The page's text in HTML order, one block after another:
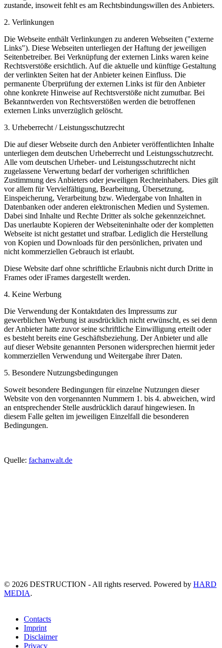
zustande, insoweit fehlt es am Rechtsbindungswillen des Anbieters.
2. Verlinkungen
Die Webseite enthält Verlinkungen zu anderen Webseiten ("externe
Links"). Diese Webseiten unterliegen der Haftung der jeweiligen
Seitenbetreiber. Bei Verknüpfung der externen Links waren keine
Rechtsverstöße ersichtlich. Auf die aktuelle und künftige Gestaltung
der verlinkten Seiten hat der Anbieter keinen Einfluss. Die
permanente Überprüfung der externen Links ist für den Anbieter
ohne konkrete Hinweise auf Rechtsverstöße nicht zumutbar. Bei
Bekanntwerden von Rechtsverstößen werden die betroffenen
externen Links unverzüglich gelöscht.
3. Urheberrecht / Leistungsschutzrecht
Die auf dieser Webseite durch den Anbieter veröffentlichten Inhalte
unterliegen dem deutschen Urheberrecht und Leistungsschutzrecht.
Alle vom deutschen Urheber- und Leistungsschutzrecht nicht
zugelassene Verwertung bedarf der vorherigen schriftlichen
Zustimmung des Anbieters oder jeweiligen Rechteinhabers. Dies gilt
vor allem für Vervielfältigung, Bearbeitung, Übersetzung,
Einspeicherung, Verarbeitung bzw. Wiedergabe von Inhalten in
Datenbanken oder anderen elektronischen Medien und Systemen.
Dabei sind Inhalte und Rechte Dritter als solche gekennzeichnet.
Das unerlaubte Kopieren der Webseiteninhalte oder der kompletten
Webseite ist nicht gestattet und strafbar. Lediglich die Herstellung
von Kopien und Downloads für den persönlichen, privaten und
nicht kommerziellen Gebrauch ist erlaubt.
Diese Website darf ohne schriftliche Erlaubnis nicht durch Dritte in
Frames oder iFrames dargestellt werden.
4. Keine Werbung
Die Verwendung der Kontaktdaten des Impressums zur
gewerblichen Werbung ist ausdrücklich nicht erwünscht, es sei denn
der Anbieter hatte zuvor seine schriftliche Einwilligung erteilt oder
es besteht bereits eine Geschäftsbeziehung. Der Anbieter und alle
auf dieser Website genannten Personen widersprechen hiermit jeder
kommerziellen Verwendung und Weitergabe ihrer Daten.
5. Besondere Nutzungsbedingungen
Soweit besondere Bedingungen für einzelne Nutzungen dieser
Website von den vorgenannten Nummern 1. bis 4. abweichen, wird
an entsprechender Stelle ausdrücklich darauf hingewiesen. In
diesem Falle gelten im jeweiligen Einzelfall die besonderen
Bedingungen.
Quelle: fachanwalt.de
© 2026 DESTRUCTION - All rights reserved. Powered by HARD
MEDIA.
Contacts
Imprint
Disclaimer
Privacy